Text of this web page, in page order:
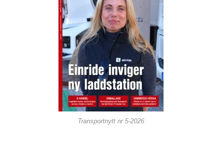
Transportnytt nr 5-2026